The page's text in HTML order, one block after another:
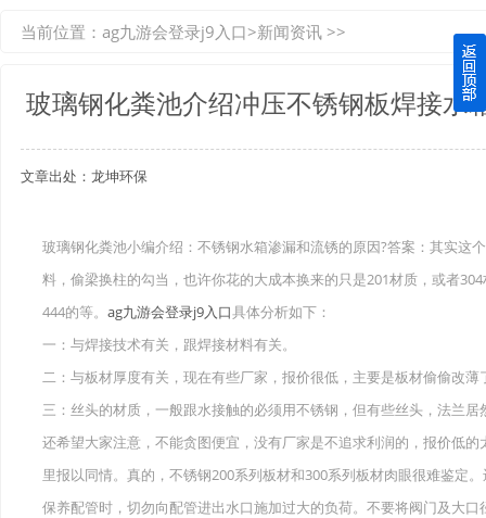
四川玻璃钢化粪池逐渐取代传统玻璃钢化粪池的这几点原因
关于重庆玻璃钢化粪池的这些基础知识你都记住了吗？
在安装绵阳玻璃钢化粪池时可能遇到这些难题
使用成都玻璃钢化粪池的七大好处你都记住了吗？
当前位置： ag九游会登录j9入口>新闻资讯 >>
玻璃钢化粪池介绍冲压不锈钢板焊接水
文章出处：龙坤环保
玻璃钢化粪池小编介绍：不锈钢水箱渗漏和流锈的原因?答案：其实这
料，偷梁换柱的勾当，也许你花的大成本换来的只是201材质，或者
444的等。 ag九游会登录j9入口具体分析如下：
一：与焊接技术有关，跟焊接材料有关。
二：与板材厚度有关，现在有些厂家，报价很低，主要是板材偷偷改薄
三：丝头的材质，一般跟水接触的必须用不锈钢，但有些丝头，法兰
还希望大家注意，不能贪图便宜，没有厂家是不追求利润的，报价低
里报以同情。真的，不锈钢200系列板材和300系列板材肉眼很难鉴定
保养配管时，切勿向配管进出水口施加过大的负荷。不要将阀门及大